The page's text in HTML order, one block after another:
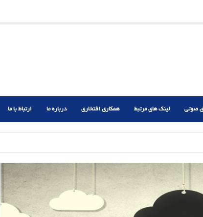
صوتی لینک های مرتبط همکاری افتخاری درباره ما ارتباط با ما